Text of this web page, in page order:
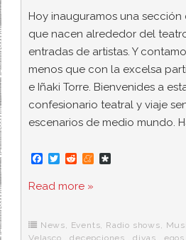
Hoy inauguramos una
que nacen alrededor del
entradas de artistas. Y
menos que con la excelsa
e Iñaki Torre. Bienvenides a
confesionario teatral y viaje
escenarios de medio mundo.
F
c
e
o
T
i
t
r
R
d
d
M
e
r
Read more »
News, Events, Radio shows,
Velasco ,decepciones ,divas ,